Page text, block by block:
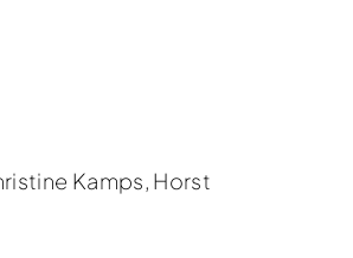
Kamps, Horst